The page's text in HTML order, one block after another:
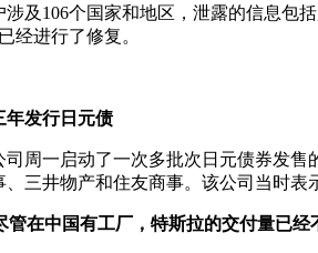
及106个国家和地区，泄露的信息包
经进行了修复。
年发行日元债
一启动了一次多批次日元债券发售
三井物产和住友商事。该公司当时
在中国有工厂，特斯拉的交付量已经